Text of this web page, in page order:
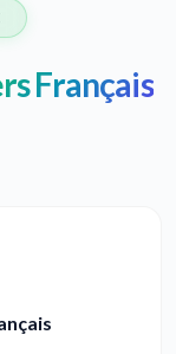
Français